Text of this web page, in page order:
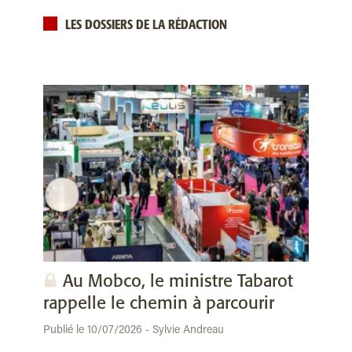
LES DOSSIERS DE LA RÉDACTION
Au Mobco, le ministre Tabarot
rappelle le chemin à parcourir
Publié le 10/07/2026 - Sylvie Andreau